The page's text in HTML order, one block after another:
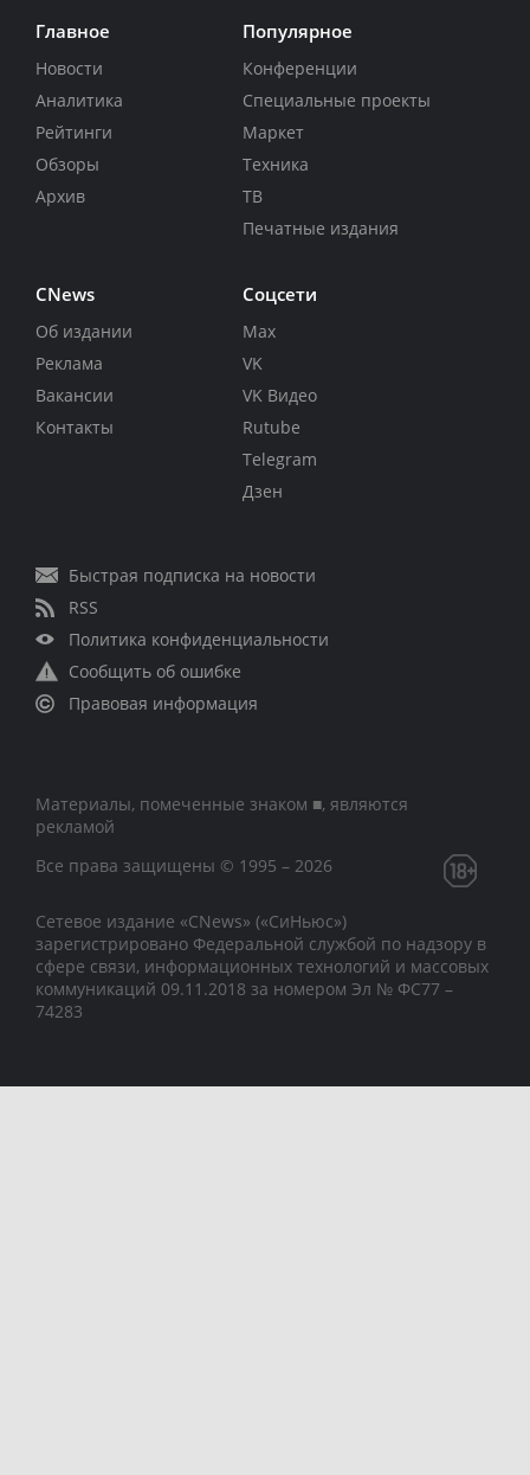
Главное
Новости
Аналитика
Рейтинги
Обзоры
Архив
Популярное
Конференции
Специальные проекты
Маркет
Техника
ТВ
Печатные издания
CNews
Об издании
Реклама
Вакансии
Контакты
Соцсети
Max
VK
VK Видео
Rutube
Telegram
Дзен
Быстрая подписка на новости
RSS
Политика конфиденциальности
Сообщить об ошибке
Правовая информация
Материалы, помеченные знаком ■, являются
рекламой
Все права защищены © 1995 – 2026
Сетевое издание «CNews» («СиНьюс»)
зарегистрировано Федеральной службой по надзору в
сфере связи, информационных технологий и массовых
коммуникаций 09.11.2018 за номером Эл № ФС77 –
74283